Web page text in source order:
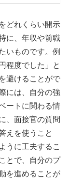
どれくらい開示
に、年収や前職
いものです。例
程度でした」と
避けることがで
には、自分の強
ートに関わる情
、面接官の質問
えを使うこと
うに工夫するこ
とで、自分のプ
を進めることが